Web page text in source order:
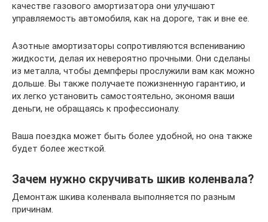
качестве газового амортизатора они улучшают
управляемость автомобиля, как на дороге, так и вне ее.
Азотные амортизаторы сопротивляются вспениванию
жидкости, делая их невероятно прочными. Они сделаны
из металла, чтобы демпферы прослужили вам как можно
дольше. Вы также получаете пожизненную гарантию, и
их легко установить самостоятельно, экономя ваши
деньги, не обращаясь к профессионалу.
Ваша поездка может быть более удобной, но она также
будет более жесткой.
Зачем нужно скручивать шкив коленвала?
Демонтаж шкива коленвала выполняется по разным
причинам.